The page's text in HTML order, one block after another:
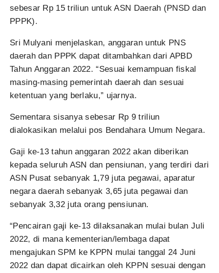
sebesar Rp 15 triliun untuk ASN Daerah (PNSD dan
PPPK).
Sri Mulyani menjelaskan, anggaran untuk PNS
daerah dan PPPK dapat ditambahkan dari APBD
Tahun Anggaran 2022. “Sesuai kemampuan fiskal
masing-masing pemerintah daerah dan sesuai
ketentuan yang berlaku,” ujarnya.
Sementara sisanya sebesar Rp 9 triliun
dialokasikan melalui pos Bendahara Umum Negara.
Gaji ke-13 tahun anggaran 2022 akan diberikan
kepada seluruh ASN dan pensiunan, yang terdiri dari
ASN Pusat sebanyak 1,79 juta pegawai, aparatur
negara daerah sebanyak 3,65 juta pegawai dan
sebanyak 3,32 juta orang pensiunan.
“Pencairan gaji ke-13 dilaksanakan mulai bulan Juli
2022, di mana kementerian/lembaga dapat
mengajukan SPM ke KPPN mulai tanggal 24 Juni
2022 dan dapat dicairkan oleh KPPN sesuai dengan